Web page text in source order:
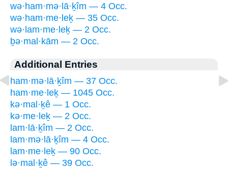
wə·ham·mə·lā·ḵîm — 4 Occ.
wə·ham·me·leḵ — 35 Occ.
wə·lam·me·leḵ — 2 Occ.
ḇə·mal·kām — 2 Occ.
Additional Entries
ham·mə·lā·ḵîm — 37 Occ.
ham·me·leḵ — 1045 Occ.
kə·mal·ḵê — 1 Occ.
kə·me·leḵ — 2 Occ.
lam·lā·ḵîm — 2 Occ.
lam·mə·lā·ḵîm — 4 Occ.
lam·me·leḵ — 90 Occ.
lə·mal·ḵê — 39 Occ.